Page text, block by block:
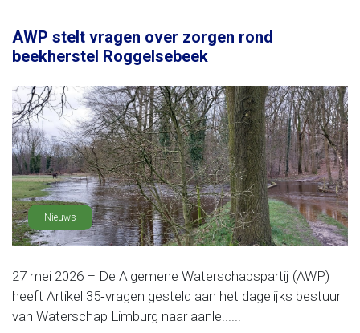
AWP stelt vragen over zorgen rond
beekherstel Roggelsebeek
Nieuws
27 mei 2026 – De Algemene Waterschapspartij (AWP)
heeft Artikel 35‑vragen gesteld aan het dagelijks bestuur
van Waterschap Limburg naar aanle......